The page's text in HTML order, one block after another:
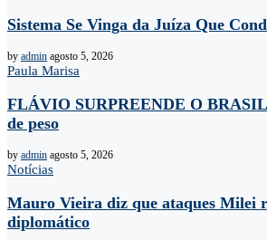
Sistema Se Vinga da Juíza Que
by admin agosto 5, 2026
Paula Marisa
FLÁVIO SURPREENDE O
de peso
by admin agosto 5, 2026
Notícias
Mauro Vieira diz que ataques Milei
diplomático